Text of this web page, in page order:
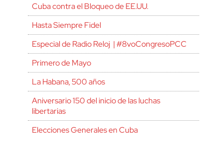
Cuba contra el Bloqueo de EE.UU.
Hasta Siempre Fidel
Especial de Radio Reloj | #8voCongresoPCC
Primero de Mayo
La Habana, 500 años
Aniversario 150 del inicio de las luchas
libertarias
Elecciones Generales en Cuba